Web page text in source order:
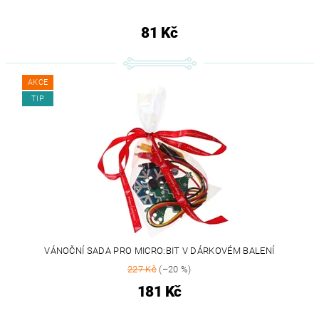
81 Kč
AKCE
TIP
VÁNOČNÍ SADA PRO MICRO:BIT V DÁRKOVÉM BALENÍ
227 Kč(–20 %)
181 Kč